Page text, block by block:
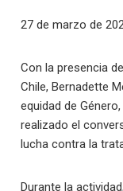
27 de marzo de
Con la presencia
Chile, Bernadette
equidad de
realizado el
lucha contra la
Durante la